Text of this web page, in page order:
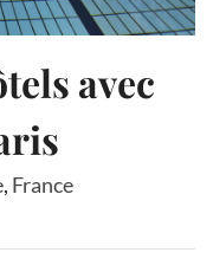
avec
, France